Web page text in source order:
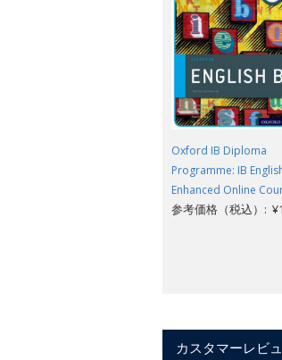
Oxford IB Diploma
Programme: IB
Enhanced Online
参考価格（税込）:
カスタマーレビ